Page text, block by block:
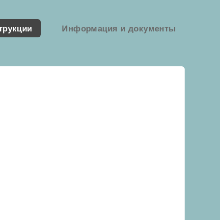
Информация и документы